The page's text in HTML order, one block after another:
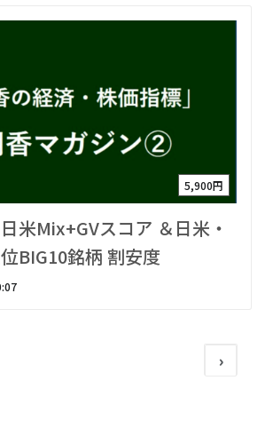
5,900円
日米Mix+GVスコア ＆日米・
BIG10銘柄 割安度
›